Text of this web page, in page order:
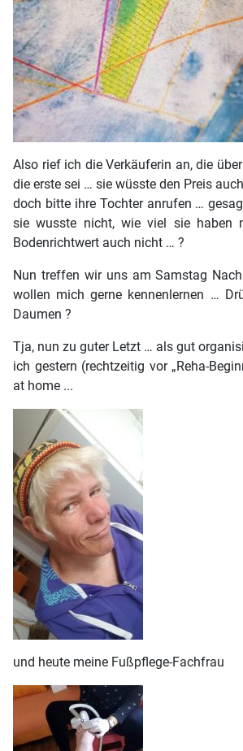
Also rief ich die Verkäuferin an, die
die erste sei … sie wüsste den Preis
doch bitte ihre Tochter anrufen …
sie wusste nicht, wie viel sie haben
Bodenrichtwert auch nicht … ?
Nun treffen wir uns am Samstag
wollen mich gerne kennenlernen …
Daumen ?
Tja, nun zu guter Letzt … als gut
ich gestern (rechtzeitig vor „Reha-
at home ...
und heute meine Fußpflege-Fachfrau